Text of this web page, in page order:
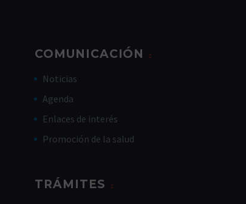
COMUNICACIÓN
Noticias
Agenda
Enlaces de interés
Promoción de la salud
TRÁMITES